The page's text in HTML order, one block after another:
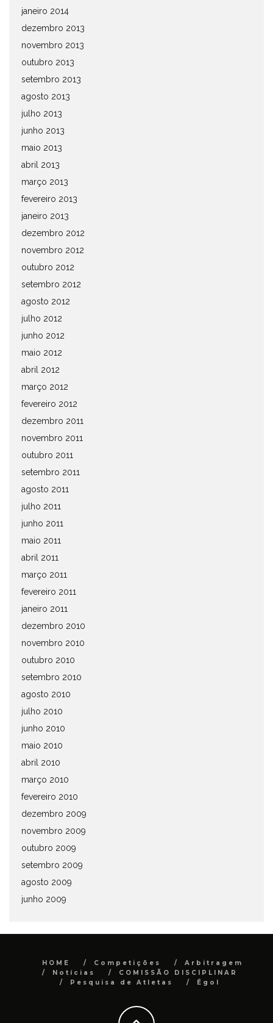
janeiro 2014
dezembro 2013
novembro 2013
outubro 2013
setembro 2013
agosto 2013
julho 2013
junho 2013
maio 2013
abril 2013
março 2013
fevereiro 2013
janeiro 2013
dezembro 2012
novembro 2012
outubro 2012
setembro 2012
agosto 2012
julho 2012
junho 2012
maio 2012
abril 2012
março 2012
fevereiro 2012
dezembro 2011
novembro 2011
outubro 2011
setembro 2011
agosto 2011
julho 2011
junho 2011
maio 2011
abril 2011
março 2011
fevereiro 2011
janeiro 2011
dezembro 2010
novembro 2010
outubro 2010
setembro 2010
agosto 2010
julho 2010
junho 2010
maio 2010
abril 2010
março 2010
fevereiro 2010
dezembro 2009
novembro 2009
outubro 2009
setembro 2009
agosto 2009
junho 2009
HOME Competições
Arbitragem
Notícias
COMISSÃO DISCIPLINAR
Pesquisa de Atletas
Égol